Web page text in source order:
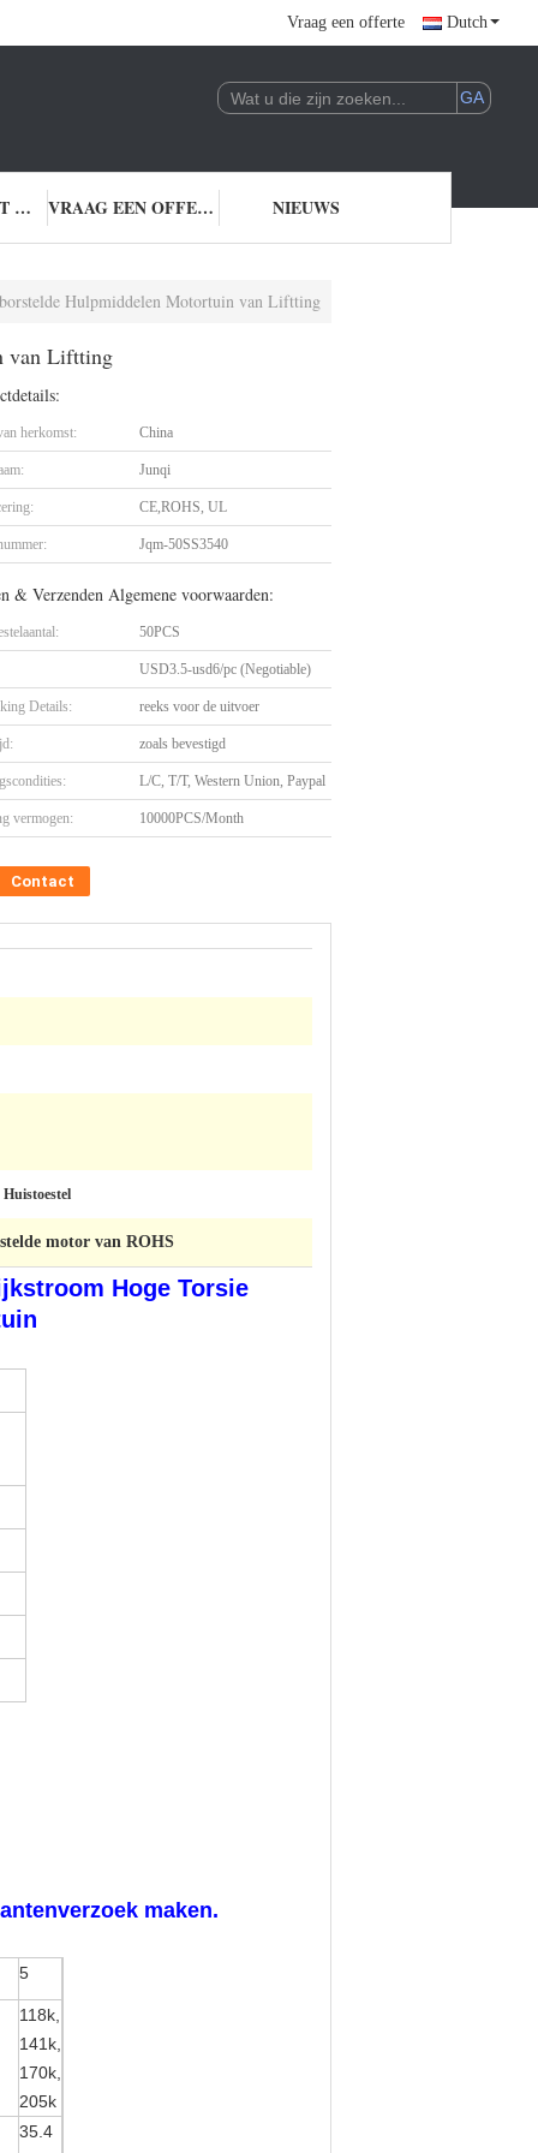
Vraag een offerte Dutch
NEEM CONTACT MET ONS OP VRAAG EEN OFFERTE NIEUWS
Hulpmiddelen Motortuin van Liftting
van Liftting
herkomst: China
Junqi
CE,ROHS, UL
Jqm-50SS3540
& Verzenden Algemene voorwaarden:
50PCS
USD3.5-usd6/pc (Negotiable)
Details: reeks voor de uitvoer
zoals bevestigd
L/C, T/T, Western Union, Paypal
vermogen: 10000PCS/Month
Contact
motor van ROHS
Hoge Torsie
maken.
5
118k,
141k,
170k,
205k
35.4